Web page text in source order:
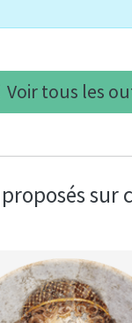
Voir tous les
sur